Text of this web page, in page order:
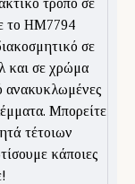
τρόπο σε
το HM7794
σε
και σε χρώμα
ανακυκλωμένες
Μπορείτε
τέτοιων
κάποιες